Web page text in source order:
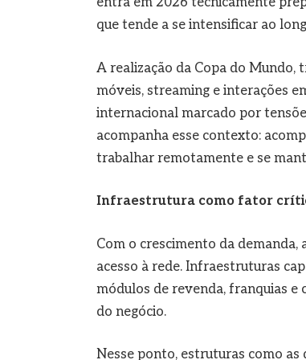
que tende a se intensificar ao
A realização da Copa do
móveis, streaming e interações
internacional marcado por
acompanha esse contexto:
trabalhar remotamente e se
Infraestrutura como fator
Com o crescimento da demanda,
acesso à rede. Infraestruturas
módulos de revenda, franquias
do negócio.
Nesse ponto, estruturas como as